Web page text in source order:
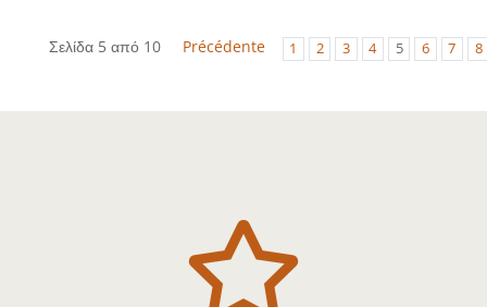
Σελίδα 5 από 10 Précédente 1 2 3 4 5 6 7 8
